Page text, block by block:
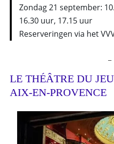
Zondag 21 september:
16.30 uur, 17.15 uur
Reserveringen via het
LE THÉÂTRE DU
AIX-EN-PROVENCE